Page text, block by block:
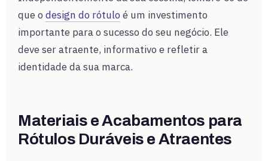
que o design do rótuloé um investimento
importante para o sucesso do seu negócio. Ele
deve ser atraente, informativo e refletir a
identidade da sua marca.
Materiais e Acabamentos para
Rótulos Duráveis e Atraentes